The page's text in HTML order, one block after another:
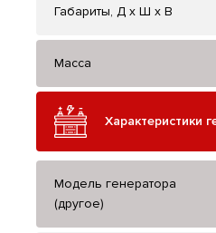
Габариты, Д x Ш x В
Масса
Характеристики
Модель генератора
(другое)